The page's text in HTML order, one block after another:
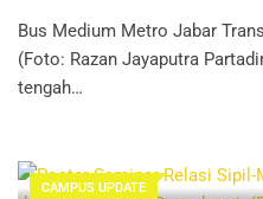
Bus Medium Metro Jabar
(Foto: Razan Jayaputra
tengah…
CAMPUS UPDATE